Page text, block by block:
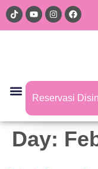
Reservasi
Day: